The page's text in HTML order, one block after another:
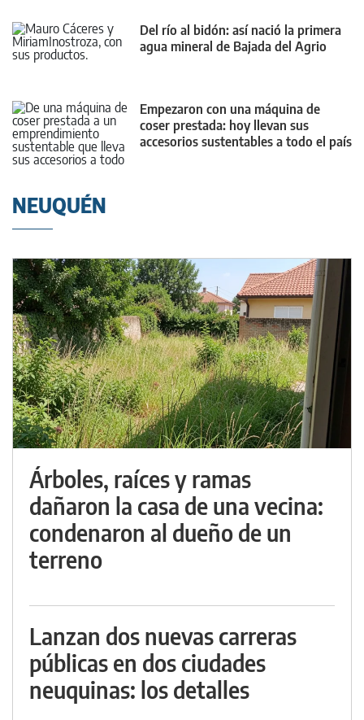
Del río al bidón: así nació la primera
agua mineral de Bajada del Agrio
Empezaron con una máquina de
coser prestada: hoy llevan sus
accesorios sustentables a todo el país
NEUQUÉN
Árboles, raíces y ramas
dañaron la casa de una vecina:
condenaron al dueño de un
terreno
Lanzan dos nuevas carreras
públicas en dos ciudades
neuquinas: los detalles